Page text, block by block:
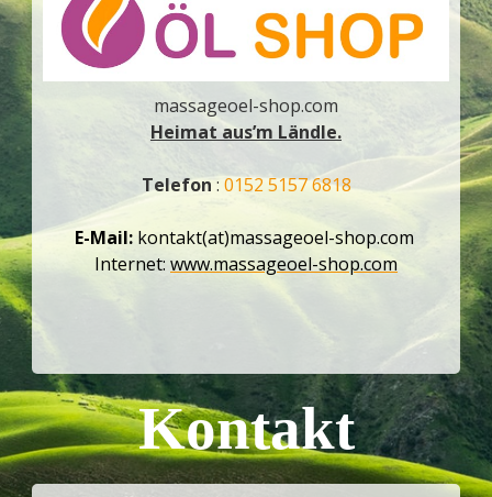
massageoel-shop.com
Heimat aus’m Ländle.
Telefon: 0152 5157 6818
E-Mail: kontakt(at)massageoel-shop.com
Internet: www.massageoel-shop.com
Kontakt